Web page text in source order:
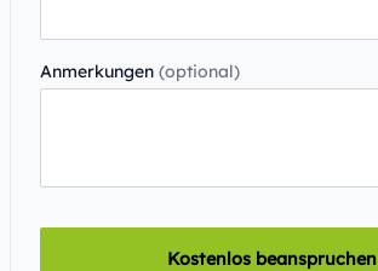
Anmerkungen (optional)
Kostenlos beanspruchen